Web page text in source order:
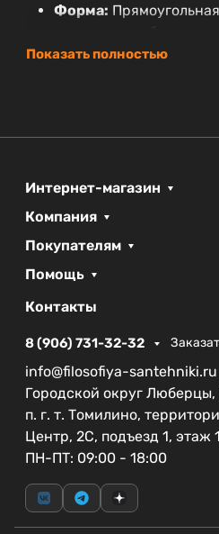
Форма:
позволяющее
разных по размеру ванных
своей форме и материалу
отличные
комфорта.
CEZARES позволяет
для создания стильного и
пространства. Поддон
120/70-30-W станет
ванной, акцентируя
дизайне и отличной
Показать полностью
Интернет-магазин
Компания
Покупателям
Помощь
Контакты
8 (906) 731-32-32
info@filosofiya-santehniki.ru
Городской округ Люберцы,
п. г. т. Томилино,
Центр, 2С, подъезд 1, этаж
ПН-ПТ: 09:00 - 18:00